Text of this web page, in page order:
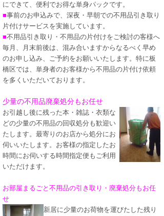
にできて、便利でお得な単身パックです。
■事前のお申込みで、深夜・早朝での不用品引き取り
片付けサービスを実施しています。
■不用品引き取り・不用品の片付けをご検討の客様へ
毎月、月末前後は、混み合いますからなるべく早め
のお申し込み、ご予約をお願いいたします。特に板
橋区では、単身者のお客様から不用品の片付け依頼
を多くいただいております。
少量の不用品廃棄処分もお任せ
お引越し後に残った本・雑誌・衣類な
どの少量の不用品の回収処分も歓迎い
たします。最寄りのお店から処分にお
伺いいたします。お客様の指定したお
時間にお伺いする時間指定便もご利用
いただけます。
お部屋まるごと不用品の引き取り・廃棄処分もお任
せ
新居に少量のお荷物を運びたした残り